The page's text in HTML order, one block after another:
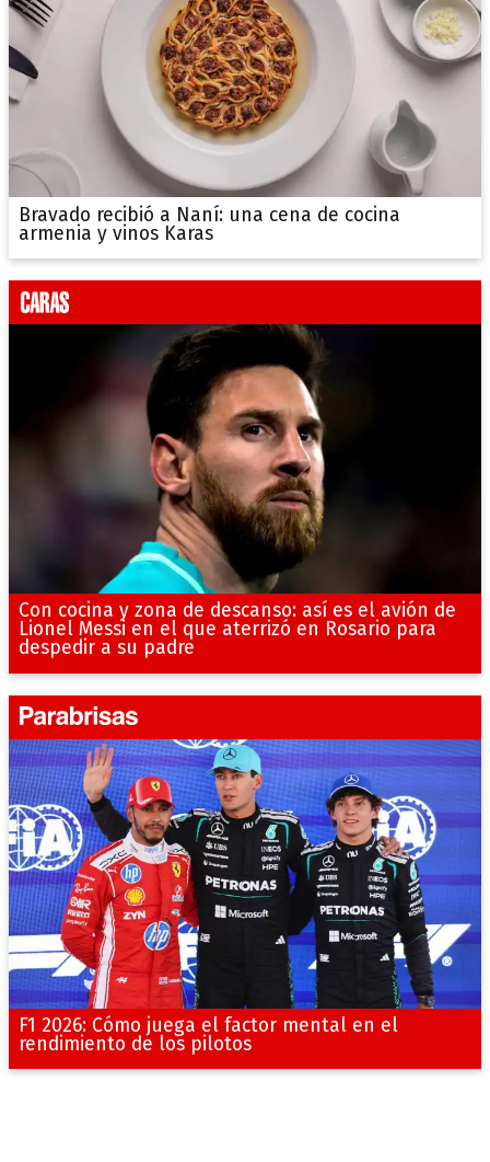
Bravado recibió a Naní: una cena de cocina
armenia y vinos Karas
Con cocina y zona de descanso: así es el avión de
Lionel Messi en el que aterrizó en Rosario para
despedir a su padre
F1 2026: Cómo juega el factor mental en el
rendimiento de los pilotos